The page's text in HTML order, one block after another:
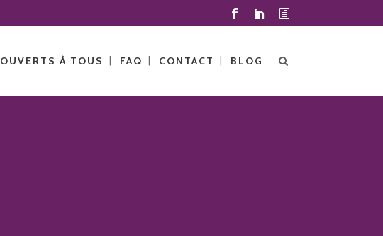
OUVERTS À TOUS FAQ CONTACT BLOG